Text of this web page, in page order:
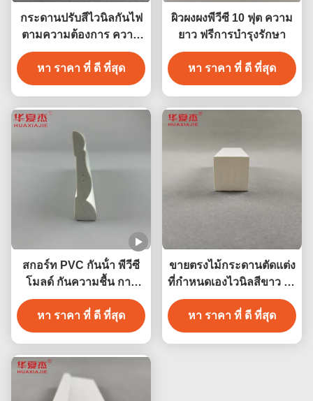
กระดานปรับสีไวนิลกันไฟ
ตามความต้องการ ความ
ยาว 7 ฟุต 8 ฟุต 10 ฟุต 12
ฟุต
หา ราคา ที่ ดี ที่สุด
ผิวผงผงพีวีซี 10 ฟุต ความ
ยาว ฟรีการบํารุงรักษา
หา ราคา ที่ ดี ที่สุด
สกอร์ท PVC กันน้ํา พีวีซี
โมลด์ กันความชื้น การ
ตกแต่งบ้าน
หา ราคา ที่ ดี ที่สุด
ขายตรงไม้กระดานตัดแต่ง
ที่กำหนดเองไวนิลสีขาว 38
มม. x 39 มม. โปรไฟล์การ
ตกแต่งการปั้นพีวีซีในร่ม /
กลางแจ้ง
หา ราคา ที่ ดี ที่สุด